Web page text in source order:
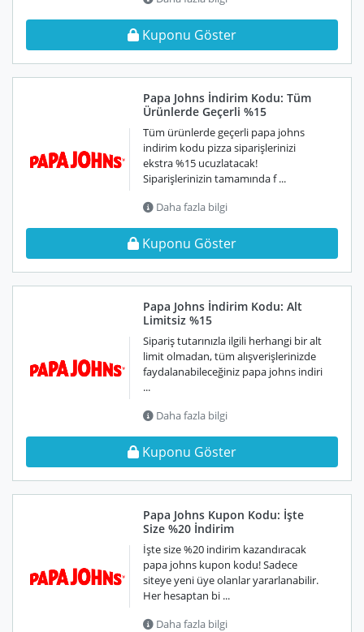
Kuponu Göster
Papa Johns İndirim Kodu: Tüm
Ürünlerde Geçerli %15
Tüm ürünlerde geçerli papa johns
indirim kodu pizza siparişlerinizi
ekstra %15 ucuzlatacak!
Siparişlerinizin tamamında f ...
Daha fazla bilgi
Kuponu Göster
Papa Johns İndirim Kodu: Alt
Limitsiz %15
Sipariş tutarınızla ilgili herhangi bir alt
limit olmadan, tüm alışverişlerinizde
faydalanabileceğiniz papa johns indiri
...
Daha fazla bilgi
Kuponu Göster
Papa Johns Kupon Kodu: İşte
Size %20 İndirim
İşte size %20 indirim kazandıracak
papa johns kupon kodu! Sadece
siteye yeni üye olanlar yararlanabilir.
Her hesaptan bi ...
Daha fazla bilgi